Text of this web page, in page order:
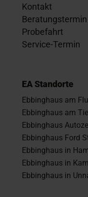
Kontakt
Beratungstermin
Probefahrt
Service-Termin
EA Standorte
Ebbinghaus am
Ebbinghaus am
Ebbinghaus
Ebbinghaus Ford
Ebbinghaus in
Ebbinghaus in
Ebbinghaus in